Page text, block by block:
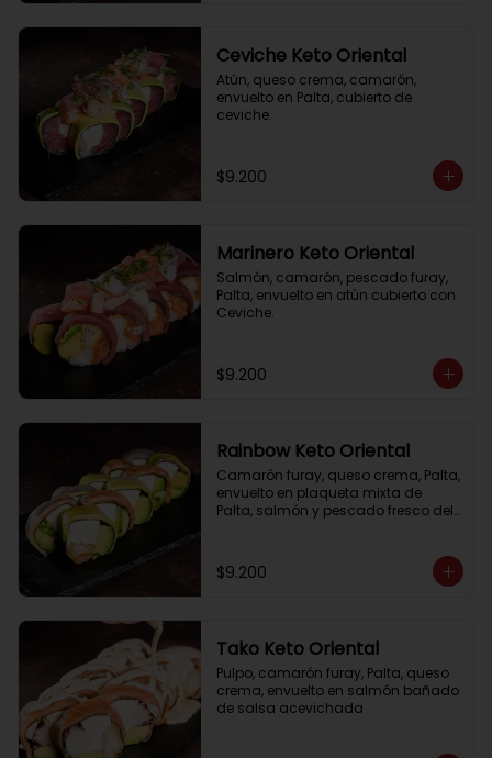
Ceviche Keto Oriental
Atún, queso crema, camarón,
envuelto en Palta, cubierto de
ceviche.
$9.200
Marinero Keto Oriental
Salmón, camarón, pescado furay,
Palta, envuelto en atún cubierto con
Ceviche.
$9.200
Rainbow Keto Oriental
Camarón furay, queso crema, Palta,
envuelto en plaqueta mixta de
Palta, salmón y pescado fresco del
$9.200
Tako Keto Oriental
Pulpo, camarón furay, Palta, queso
crema, envuelto en salmón bañado
de salsa acevichada